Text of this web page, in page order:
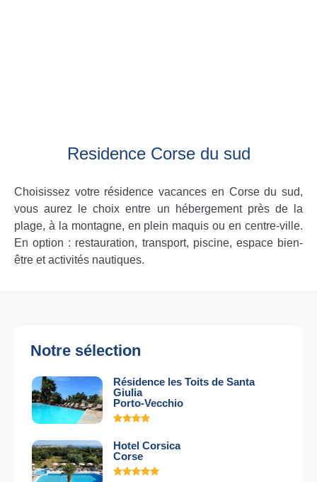
Residence Corse du sud
Choisissez votre résidence vacances en Corse du sud,
vous aurez le choix entre un hébergement près de la
plage, à la montagne, en plein maquis ou en centre-ville.
En option : restauration, transport, piscine, espace bien-
être et activités nautiques.
Notre sélection
Résidence les Toits de Santa
Giulia
Porto-Vecchio
Hotel Corsica
Corse